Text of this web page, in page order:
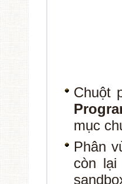
Chuột
mục
Phân
còn